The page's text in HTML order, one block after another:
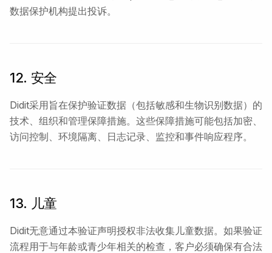
数据保护机构提出投诉。
12. 安全
Didit采用旨在保护验证数据（包括敏感和生物识别数据）的
技术、组织和管理保障措施。这些保障措施可能包括加密、
访问控制、环境隔离、日志记录、监控和事件响应程序。
13. 儿童
Didit无意通过本验证声明授权非法收集儿童数据。如果验证
流程用于与年龄或青少年相关的检查，客户必须确保有合法